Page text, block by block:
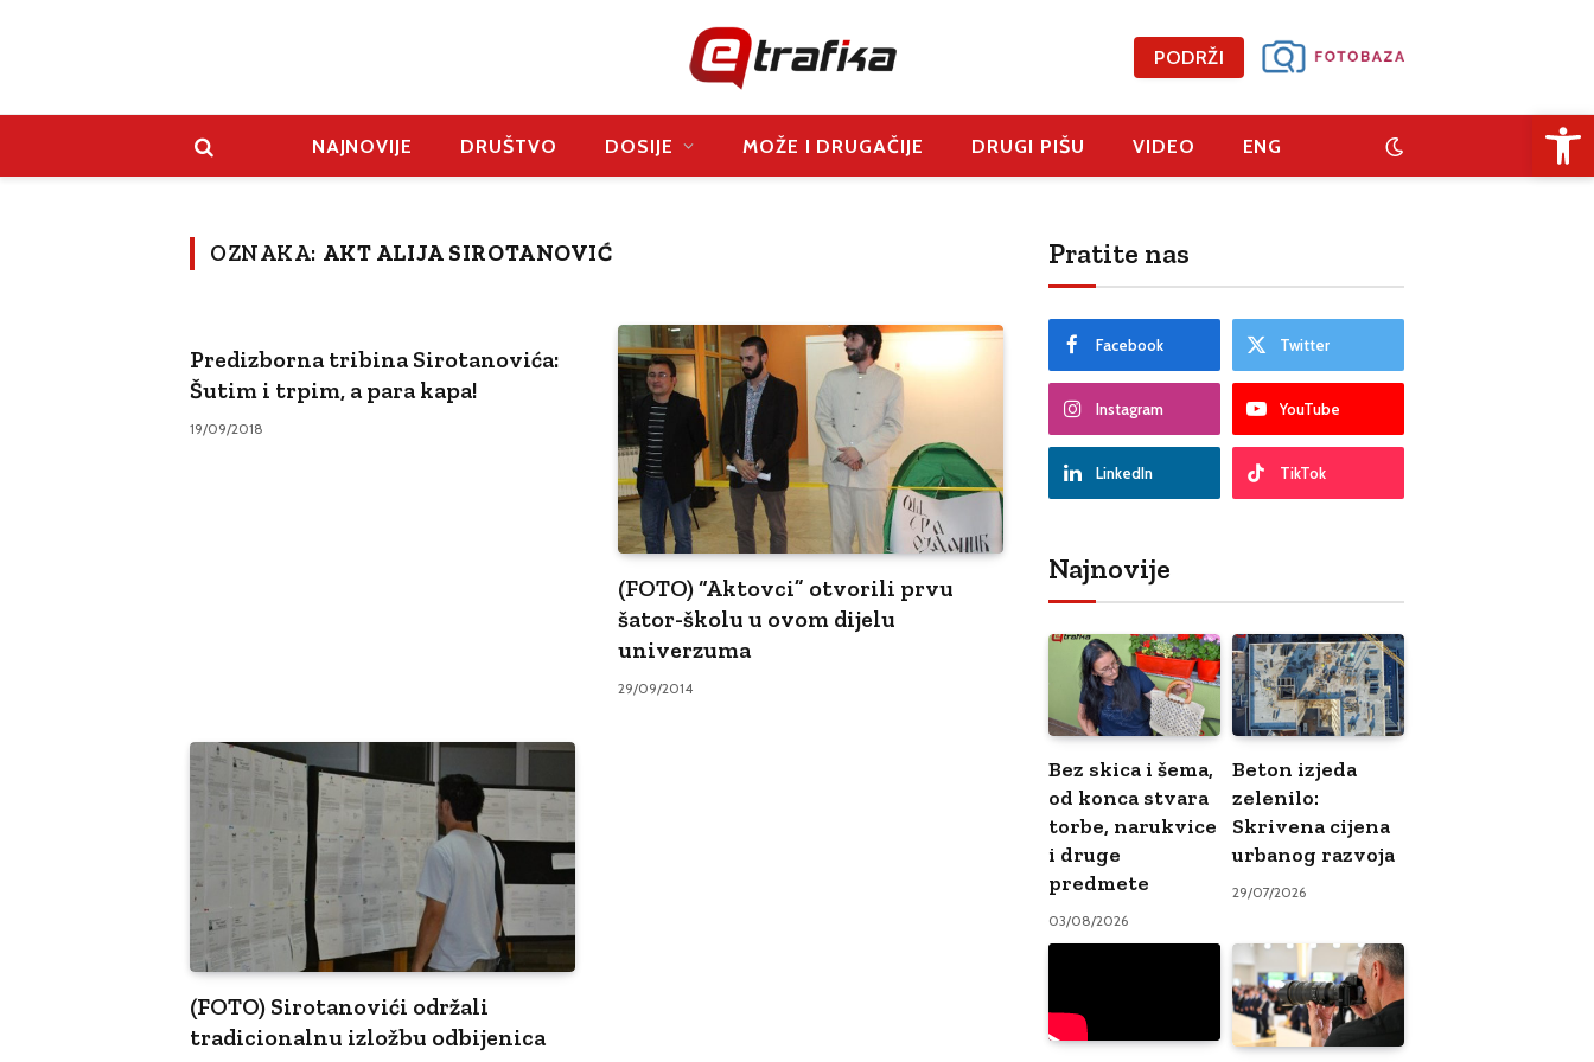
PODRŽI
NAJNOVIJE DRUŠTVO DOSIJE MOŽE I DRUGAČIJE DRUGI PIŠU VIDEO ENG
OZNAKA: AKT ALIJA SIROTANOVIĆ
Predizborna tribina Sirotanovića:
Šutim i trpim, a para kapa!
19/09/2018
(FOTO) “Aktovci” otvorili prvu
šator-školu u ovom dijelu
univerzuma
29/09/2014
(FOTO) Sirotanovići održali
tradicionalnu izložbu odbijenica
Pratite nas
Facebook Twitter
Instagram YouTube
LinkedIn TikTok
Najnovije
Bez skica i šema,
od konca stvara
torbe, narukvice
i druge
predmete
03/08/2026
Beton izjeda
zelenilo:
Skrivena cijena
urbanog razvoja
29/07/2026